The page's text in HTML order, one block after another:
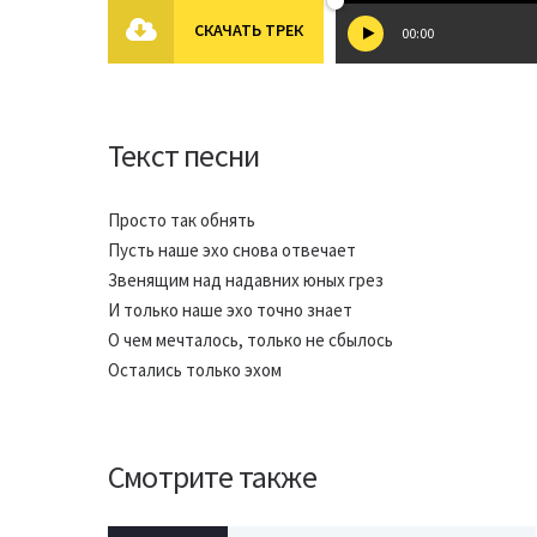
СКАЧАТЬ ТРЕК 00:00
Текст песни
Просто так обнять
Пусть наше эхо снова отвечает
Звенящим над надавних юных грез
И только наше эхо точно знает
О чем мечталось, только не сбылось
Остались только эхом
Смотрите также